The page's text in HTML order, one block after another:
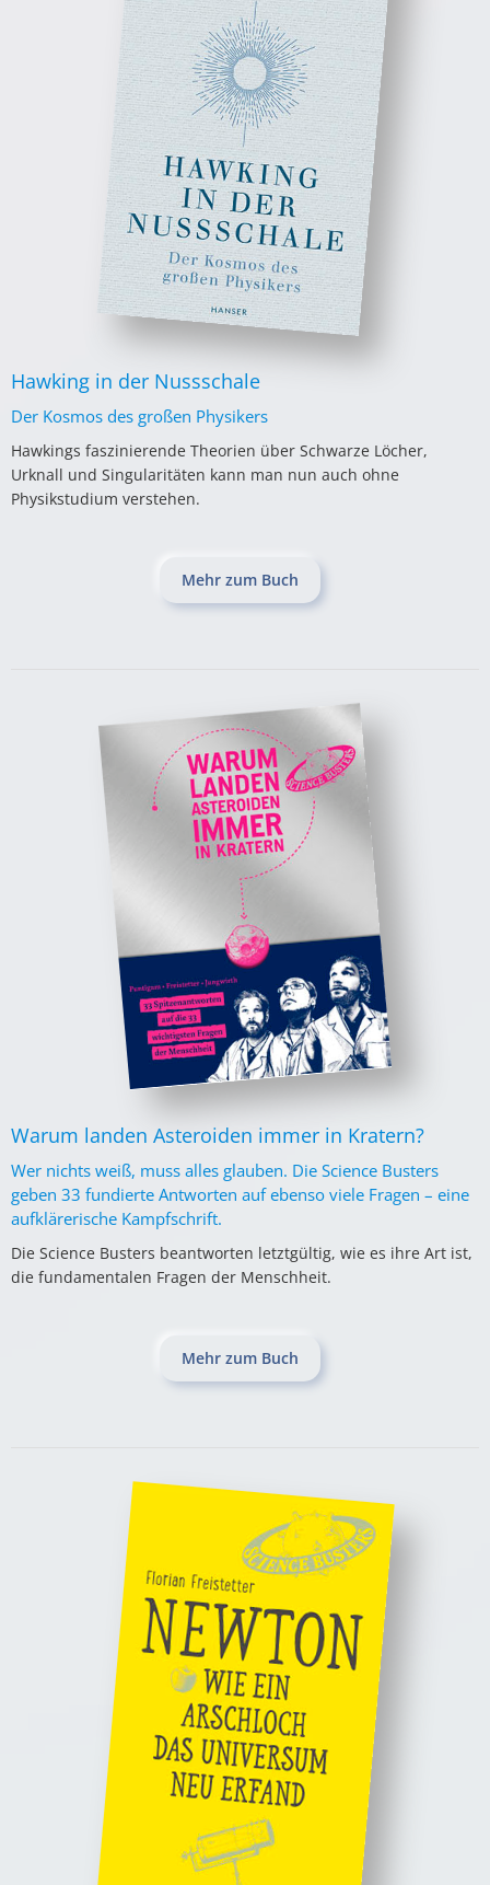
Hawking in der Nussschale
Der Kosmos des großen Physikers
Hawkings faszinierende Theorien über Schwarze Löcher,
Urknall und Singularitäten kann man nun auch ohne
Physikstudium verstehen.
Mehr zum Buch
Warum landen Asteroiden immer in Kratern?
Wer nichts weiß, muss alles glauben. Die Science Busters
geben 33 fundierte Antworten auf ebenso viele Fragen – eine
aufklärerische Kampfschrift.
Die Science Busters beantworten letztgültig, wie es ihre Art ist,
die fundamentalen Fragen der Menschheit.
Mehr zum Buch